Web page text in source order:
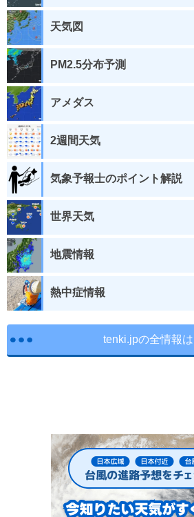
天気図
PM2.5分布予測
アメダス
2週間天気
気象予報士のポイント解説
世界天気
地震情報
熱中症情報
tenki.jpの全情報